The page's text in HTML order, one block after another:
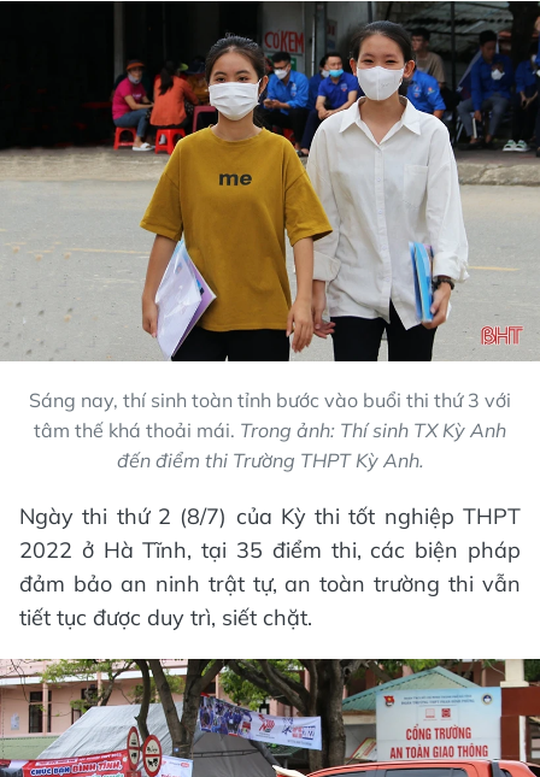
Sáng nay, thí sinh toàn tỉnh bước vào buổi thi thứ 3 với
tâm thế khá thoải mái. Trong ảnh: Thí sinh TX Kỳ Anh
đến điểm thi Trường THPT Kỳ Anh.
Ngày thi thứ 2 (8/7) của Kỳ thi tốt nghiệp THPT
2022 ở Hà Tĩnh, tại 35 điểm thi, các biện pháp
đảm bảo an ninh trật tự, an toàn trường thi vẫn
tiết tục được duy trì, siết chặt.